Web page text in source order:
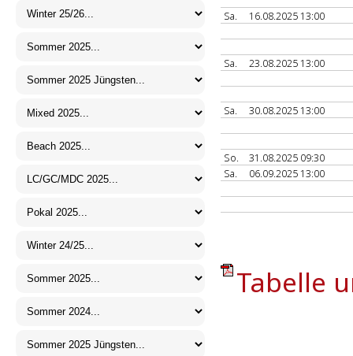
Sa. 16.08.2025 13:00
Sa. 23.08.2025 13:00
Sa. 30.08.2025 13:00
So.
31.08.2025 09:30
Sa.
06.09.2025 13:00
Tabelle